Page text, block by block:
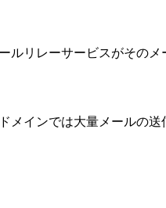
ルリレーサービスがその
メインでは大量メールの